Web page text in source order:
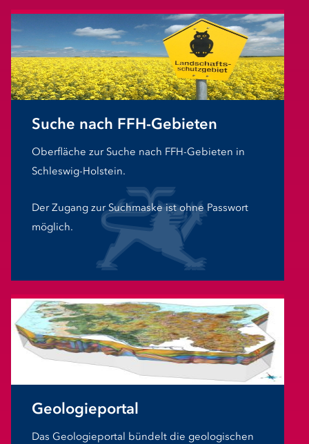
Suche nach FFH-Gebieten
Oberfläche zur Suche nach FFH-Gebieten in
Schleswig-Holstein.
Der Zugang zur Suchmaske ist ohne Passwort
möglich.
Geologieportal
Das Geologieportal bündelt die geologischen